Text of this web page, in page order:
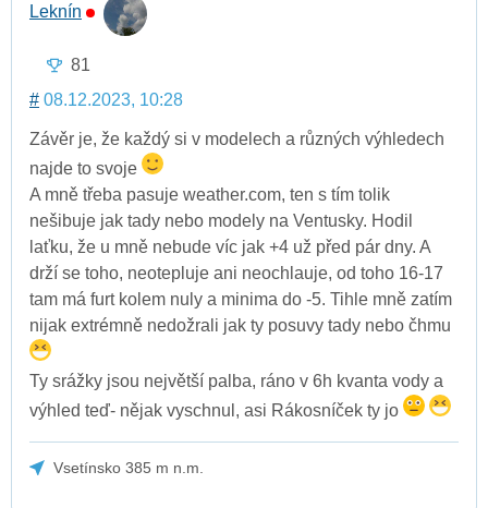
Leknín
81
# 08.12.2023, 10:28
Závěr je, že každý si v modelech a různých výhledech
najde to svoje
A mně třeba pasuje weather.com, ten s tím tolik
nešibuje jak tady nebo modely na Ventusky. Hodil
laťku, že u mně nebude víc jak +4 už před pár dny. A
drží se toho, neotepluje ani neochlauje, od toho 16-17
tam má furt kolem nuly a minima do -5. Tihle mně zatím
nijak extrémně nedožrali jak ty posuvy tady nebo čhmu
Ty srážky jsou největší palba, ráno v 6h kvanta vody a
výhled teď- nějak vyschnul, asi Rákosníček ty jo
Vsetínsko 385 m n.m.